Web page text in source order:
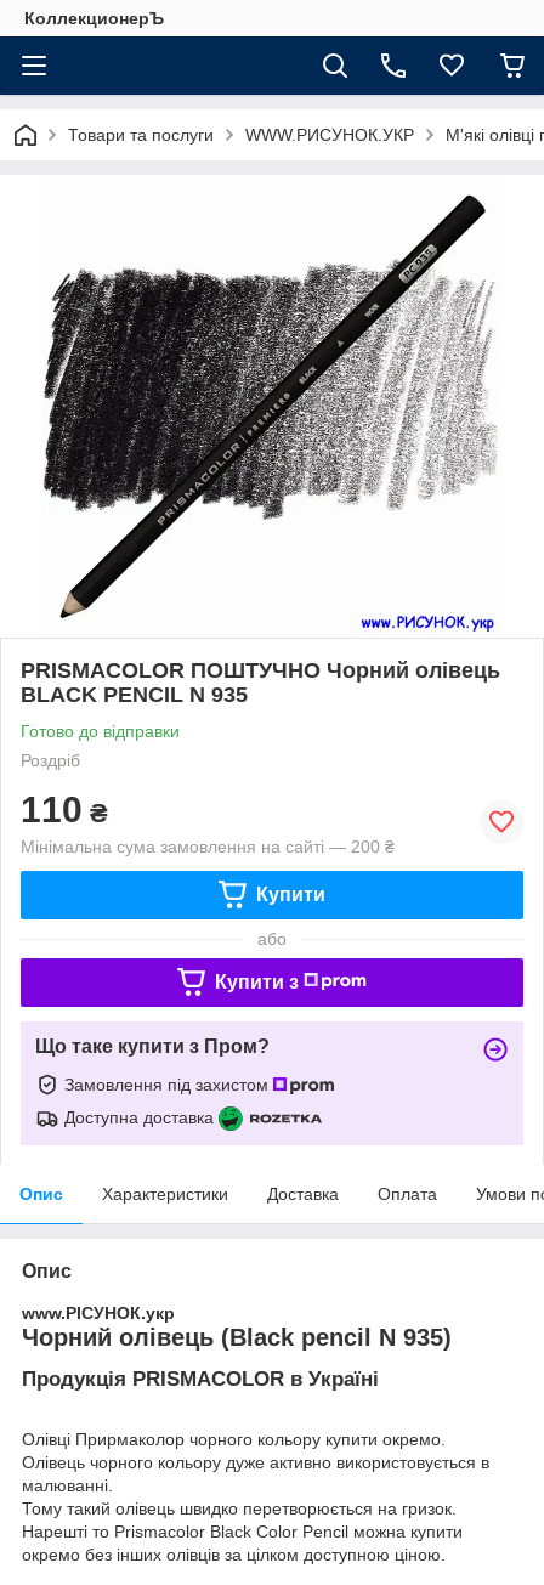
КоллекционерЪ
Товари та послуги WWW.РИСУНОК.УКР М'які
PRISMACOLOR ПОШТУЧНО Чорний олівець
BLACK PENCIL N 935
Готово до відправки
Роздріб
110 ₴
Мінімальна сума замовлення на сайті — 200 ₴
Купити
або
Купити з
Що таке купити з Пром?
Замовлення під захистом
Доступна доставка
Опис Характеристики Доставка Оплата Умови
Опис
www.РІСУНОК.укр
Чорний олівець (Black pencil N 935)
Продукція PRISMACOLOR в Україні
Олівці Прирмаколор чорного кольору купити окремо.
Олівець чорного кольору дуже активно використовується в
малюванні.
Тому такий олівець швидко перетворюється на гризок.
Нарешті то Prismacolor Black Color Pencil можна купити
окремо без інших олівців за цілком доступною ціною.